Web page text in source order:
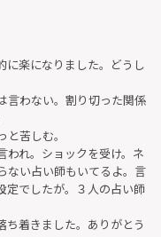
に楽になりました。どうし
言わない。割り切った関係
苦しむ。
われ。ショックを受け。ネ
ない占い師もいてるよ。言
定でしたが。３人の占い師
着きました。ありがとう